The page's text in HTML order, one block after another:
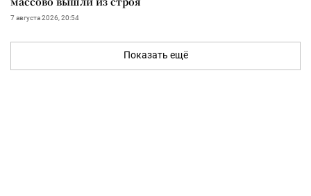
7 августа 2026, 20:54
Показать ещё